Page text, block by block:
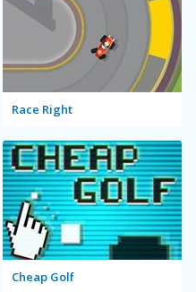
Race Right
Cheap Golf